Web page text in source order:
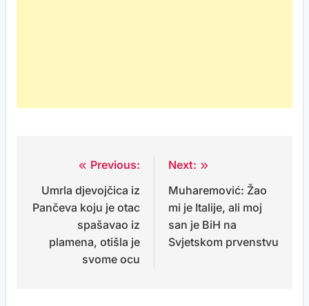
navigation
Previous:
Umrla djevojčica iz
Pančeva koju je otac
spašavao iz
plamena, otišla je
svome ocu
Next:
Muharemović: Žao
mi je Italije, ali moj
san je BiH na
Svjetskom prvenstvu